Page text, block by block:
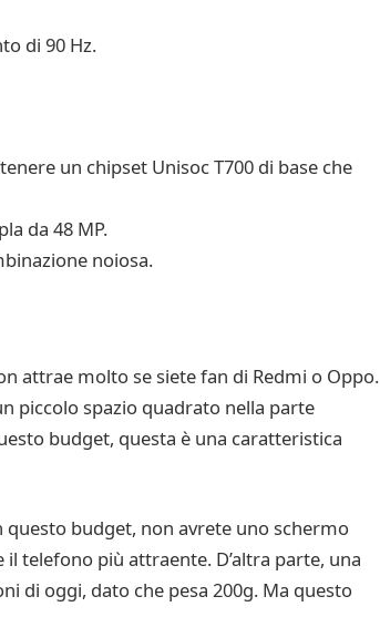
di 90 Hz.
un chipset Unisoc T700 di base che
da 48 MP.
noiosa.
attrae molto se siete fan di Redmi o Oppo.
piccolo spazio quadrato nella parte
budget, questa è una caratteristica
questo budget, non avrete uno schermo
telefono più attraente. D’altra parte, una
di oggi, dato che pesa 200g. Ma questo